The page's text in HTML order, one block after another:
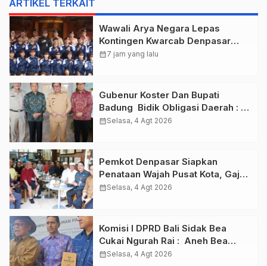
ARTIKEL TERKAIT
Wawali Arya Negara Lepas
Kontingen Kwarcab Denpasar
Menuju Jambore Nasional XII
calendar_month7 jam yang lalu
Gubenur Koster Dan Bupati
Badung Bidik Obligasi Daerah :
Gaspol Bangun Infrastruktur
calendar_monthSelasa, 4 Agt 2026
Pemkot Denpasar Siapkan
Penataan Wajah Pusat Kota, Gajah
Mada Jadi Salah Satu Kawasan
calendar_monthSelasa, 4 Agt 2026
Komisi I DPRD Bali Sidak Bea
Cukai Ngurah Rai : Aneh Bea
Cukai Tolak berikan List Data
calendar_monthSelasa, 4 Agt 2026